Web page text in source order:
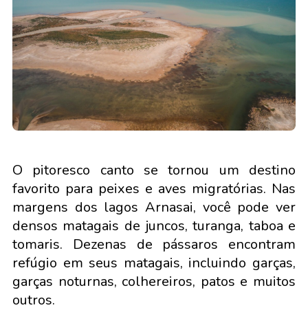
O pitoresco canto se tornou um destino
favorito para peixes e aves migratórias. Nas
margens dos lagos Arnasai, você pode ver
densos matagais de juncos, turanga, taboa e
tomaris. Dezenas de pássaros encontram
refúgio em seus matagais, incluindo garças,
garças noturnas, colhereiros, patos e muitos
outros.